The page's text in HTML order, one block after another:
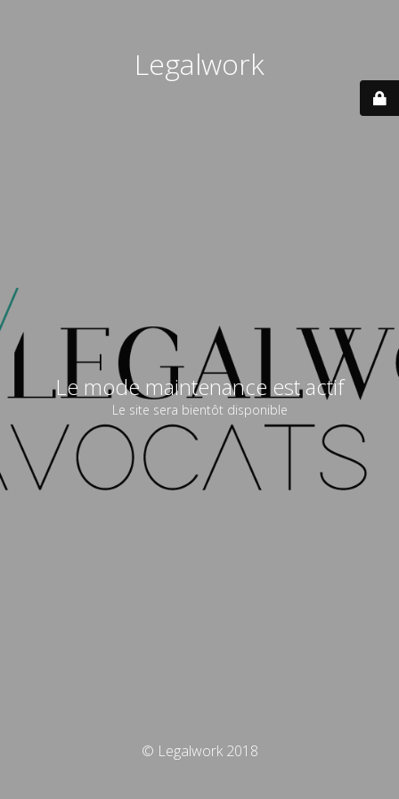
Legalwork
Le mode maintenance est actif
Le site sera bientôt disponible
© Legalwork 2018